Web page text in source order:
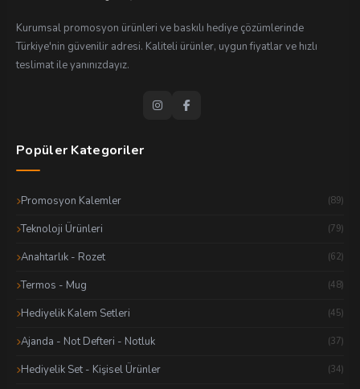
Kurumsal promosyon ürünleri ve baskılı hediye çözümlerinde
Türkiye'nin güvenilir adresi. Kaliteli ürünler, uygun fiyatlar ve hızlı
teslimat ile yanınızdayız.
Popüler Kategoriler
Promosyon Kalemler (89)
Teknoloji Ürünleri (79)
Anahtarlık - Rozet (62)
Termos - Mug (48)
Hediyelik Kalem Setleri (45)
Ajanda - Not Defteri - Notluk (37)
Hediyelik Set - Kişisel Ürünler (34)